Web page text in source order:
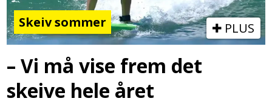
Skeiv sommer PLUS
– Vi må vise frem det
skeive hele året